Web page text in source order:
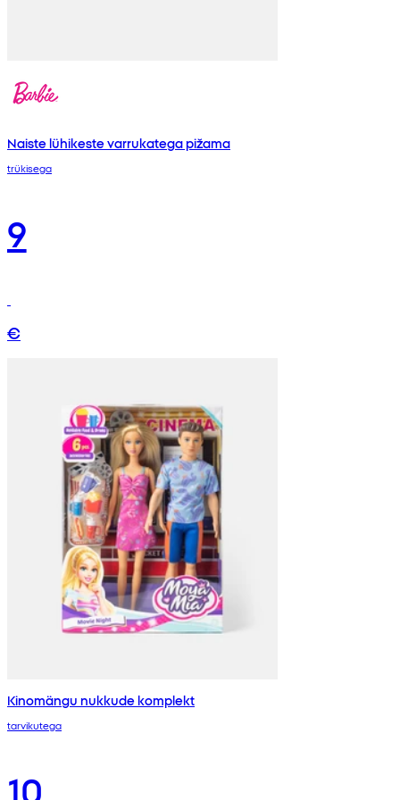
Naiste lühikeste varrukatega pižama
trükisega
9
€
Kinomängu nukkude komplekt
tarvikutega
10